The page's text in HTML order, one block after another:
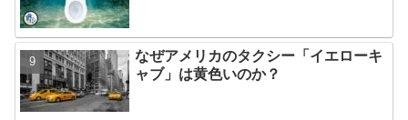
なぜアメリカのタクシー「イエローキ
ャブ」は黄色いのか？